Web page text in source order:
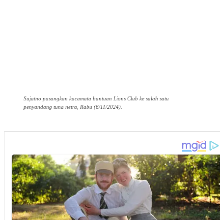
Sujatno pasangkan kacamata bantuan Lions Club ke salah satu
penyandang tuna netra, Rabu (6/11/2024).